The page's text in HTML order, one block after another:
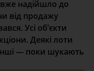
надійшло до
від продажу
Усі об’єкти
Деякі лоти
інші — поки шукають